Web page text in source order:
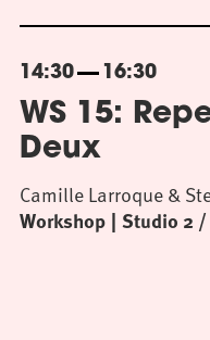
14:30 16:30
WS 15:
Deux
Workshop Studio 2
Camille Larroque &